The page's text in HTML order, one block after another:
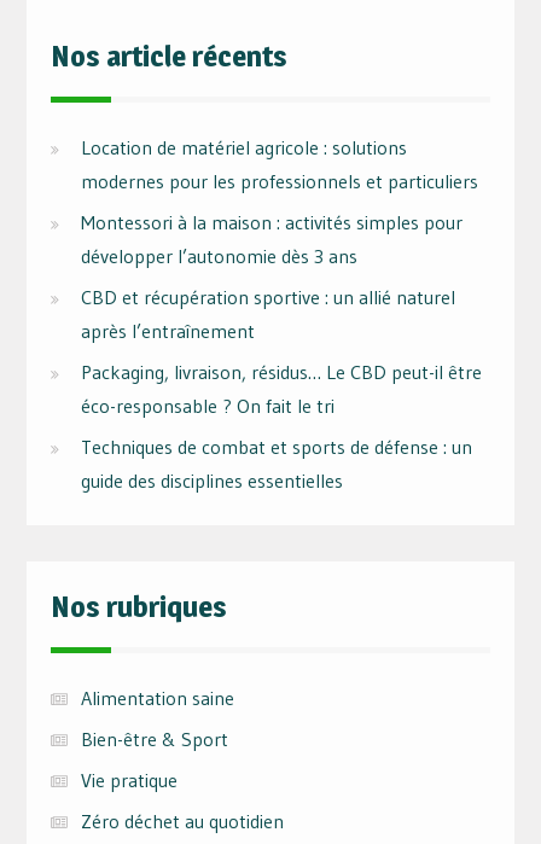
Nos article récents
Location de matériel agricole : solutions
modernes pour les professionnels et particuliers
Montessori à la maison : activités simples pour
développer l’autonomie dès 3 ans
CBD et récupération sportive : un allié naturel
après l’entraînement
Packaging, livraison, résidus… Le CBD peut-il être
éco-responsable ? On fait le tri
Techniques de combat et sports de défense : un
guide des disciplines essentielles
Nos rubriques
Alimentation saine
Bien-être & Sport
Vie pratique
Zéro déchet au quotidien